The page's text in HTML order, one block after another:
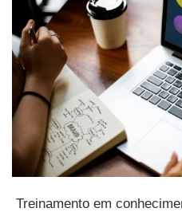
Treinamento em